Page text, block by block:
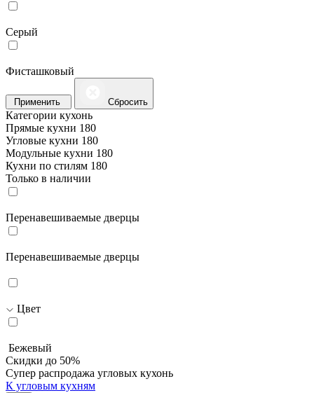
Серый
Фисташковый
Применить Сбросить
Категории кухонь
Прямые кухни 180
Угловые кухни 180
Модульные кухни 180
Кухни по стилям 180
Только в наличии
Перенавешиваемые дверцы
Перенавешиваемые дверцы
Цвет
Бежевый
Скидки до 50%
Супер распродажа угловых кухонь
К угловым кухням